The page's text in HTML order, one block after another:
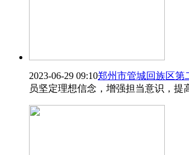
2023-06-29 09:10郑州市管城回族区第
员坚定理想信念，增强担当意识，